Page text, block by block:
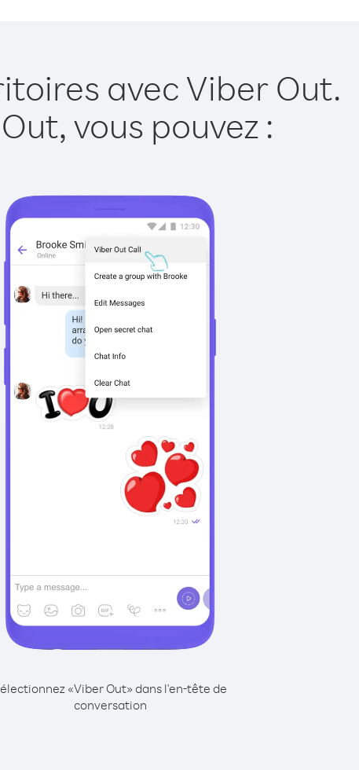
avec Viber Out.
vous pouvez :
«Viber Out» dans l'en-tête de
conversation